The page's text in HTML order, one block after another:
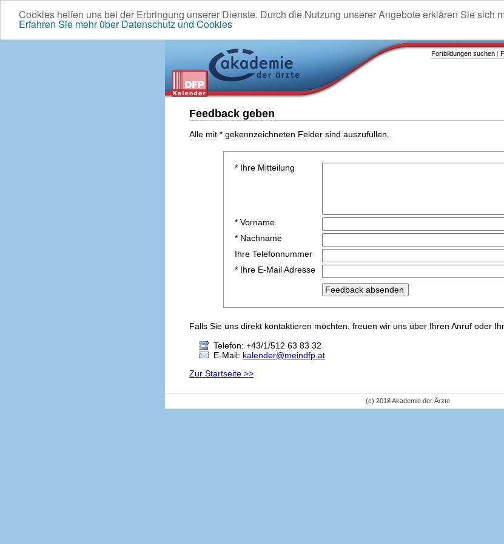
Cookies helfen uns bei der Erbringung unserer Dienste. Durch die Nutzung unserer Angebote erklären Sie sich
Erfahren Sie mehr über Datenschutz und Cookies
Fortbildungen suchen |
Feedback geben
Alle mit * gekennzeichneten Felder sind auszufüllen.
* Ihre Mitteilung
* Vorname
* Nachname
Ihre Telefonnummer
* Ihre E-Mail Adresse
Falls Sie uns direkt kontaktieren möchten, freuen wir uns über Ihren Anruf oder
Telefon: +43/1/512 63 83 32
E-Mail: kalender@meindfp.at
Zur Startseite >>
(c) 2018 Akademie der Ärzte